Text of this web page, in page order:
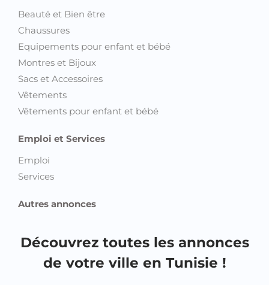
Beauté et Bien être
Chaussures
Equipements pour enfant et bébé
Montres et Bijoux
Sacs et Accessoires
Vêtements
Vêtements pour enfant et bébé
Emploi et Services
Emploi
Services
Autres annonces
Découvrez toutes les annonces
de votre ville en Tunisie !